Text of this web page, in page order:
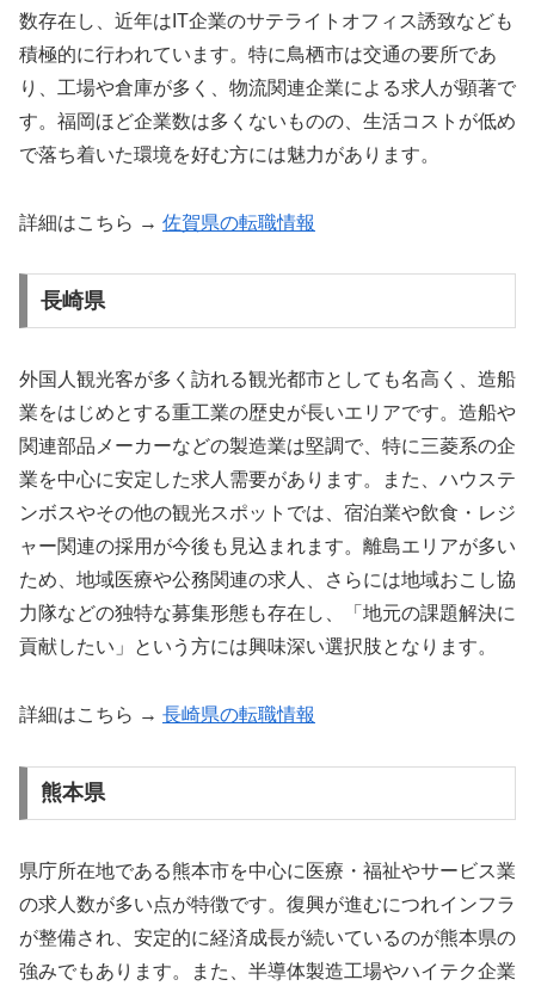
数存在し、近年はIT企業のサテライトオフィス誘致なども
積極的に行われています。特に鳥栖市は交通の要所であ
り、工場や倉庫が多く、物流関連企業による求人が顕著で
す。福岡ほど企業数は多くないものの、生活コストが低め
で落ち着いた環境を好む方には魅力があります。
詳細はこちら → 佐賀県の転職情報
長崎県
外国人観光客が多く訪れる観光都市としても名高く、造船
業をはじめとする重工業の歴史が長いエリアです。造船や
関連部品メーカーなどの製造業は堅調で、特に三菱系の企
業を中心に安定した求人需要があります。また、ハウステ
ンボスやその他の観光スポットでは、宿泊業や飲食・レジ
ャー関連の採用が今後も見込まれます。離島エリアが多い
ため、地域医療や公務関連の求人、さらには地域おこし協
力隊などの独特な募集形態も存在し、「地元の課題解決に
貢献したい」という方には興味深い選択肢となります。
詳細はこちら → 長崎県の転職情報
熊本県
県庁所在地である熊本市を中心に医療・福祉やサービス業
の求人数が多い点が特徴です。復興が進むにつれインフラ
が整備され、安定的に経済成長が続いているのが熊本県の
強みでもあります。また、半導体製造工場やハイテク企業